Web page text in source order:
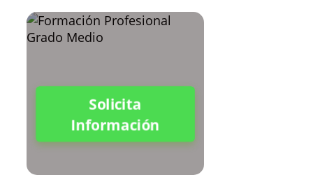
Solicita
Información